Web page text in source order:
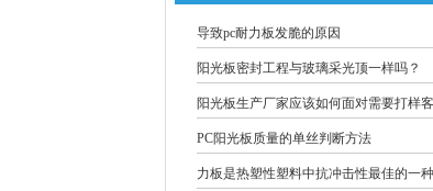
导致pc耐力板发脆的原因
阳光板密封工程与玻璃采光顶一样吗？
阳光板生产厂家应该如何面对需要打样
PC阳光板质量的单丝判断方法
力板是热塑性塑料中抗冲击性最佳的一